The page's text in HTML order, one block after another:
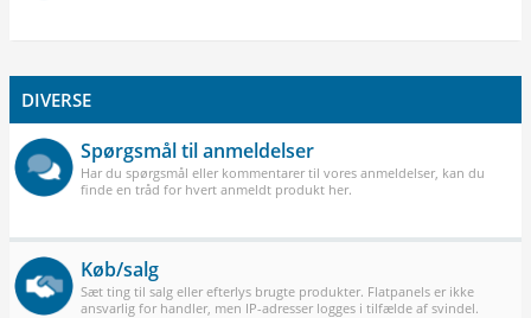
DIVERSE
Spørgsmål til anmeldelser
Har du spørgsmål eller kommentarer til vores anmeldelser, kan du
finde en tråd for hvert anmeldt produkt her.
Køb/salg
Sæt ting til salg eller efterlys brugte produkter. Flatpanels er ikke
ansvarlig for handler, men IP-adresser logges i tilfælde af svindel.